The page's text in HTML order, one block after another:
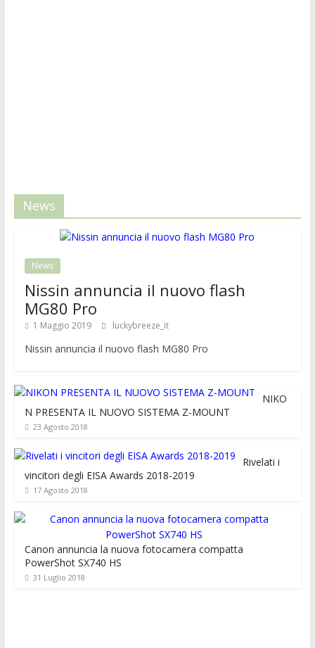
News
News
Nissin annuncia il nuovo flash
MG80 Pro
1 Maggio 2019 luckybreeze_it
Nissin annuncia il nuovo flash MG80 Pro
NIKO
N PRESENTA IL NUOVO SISTEMA Z-MOUNT
23 Agosto 2018
Rivelati i
vincitori degli EISA Awards 2018-2019
17 Agosto 2018
Canon annuncia la nuova fotocamera compatta
PowerShot SX740 HS
31 Luglio 2018